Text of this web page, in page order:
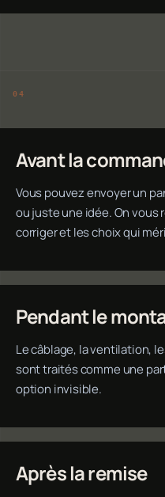
Avant la
Vous pouvez envoyer un
ou juste une idée. On vous
corriger et les choix qui
Pendant le
Le câblage, la ventilation,
sont traités comme une
option invisible.
Après la remise